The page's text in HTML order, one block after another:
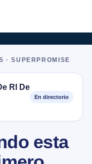
· SUPERPROMISE
Rl De
En directorio
esta